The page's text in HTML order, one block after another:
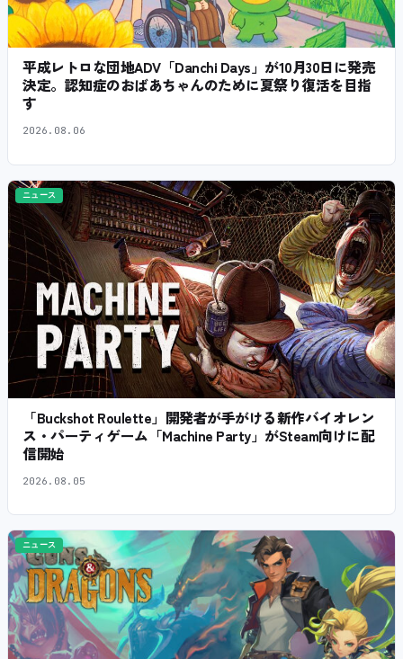
平成レトロな団地ADV「Danchi Days」が10月30日に発売
決定。認知症のおばあちゃんのために夏祭り復活を目指
す
2026.08.06
ニュース
「Buckshot Roulette」開発者が手がける新作バイオレン
ス・パーティゲーム「Machine Party」がSteam向けに配
信開始
2026.08.05
ニュース